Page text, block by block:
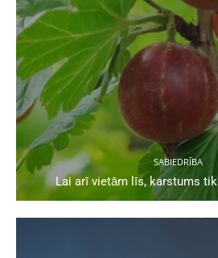
SABIEDRĪBA
Lai arī vietām līs, karstums